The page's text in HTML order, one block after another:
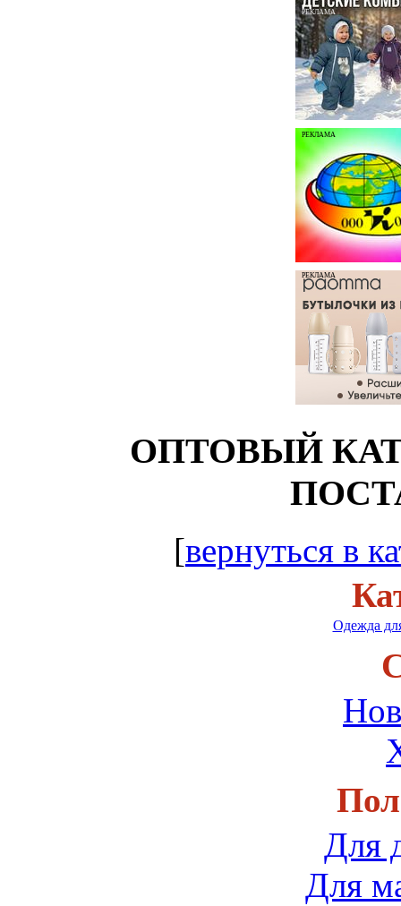
РЕКЛАМА
РЕКЛАМА
РЕКЛАМА
ОПТОВЫЙ
[вернуться в
Одежда
Для
Для